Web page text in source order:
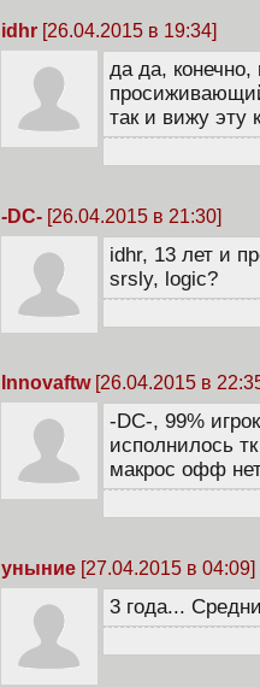
idhr [26.04.2015 в 19:34]
да да,
так и вижу эту
-DC- [26.04.2015 в 21:30]
idhr, 13 лет и
srsly, logic?
Innovaftw[26.04.2015 в
-DC-, 99%
исполнилось
макрос офф
уныние [27.04.2015 в 04:09]
3 года...